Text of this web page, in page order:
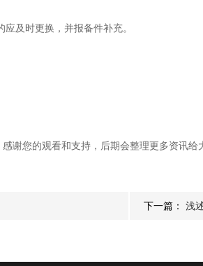
及时更换，并报备件补充。
您的观看和支持，后期会整理更多资讯给
下一篇： 浅